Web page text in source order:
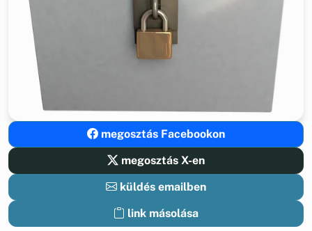
megosztás Facebookon
megosztás X-en
küldés emailben
link másolása